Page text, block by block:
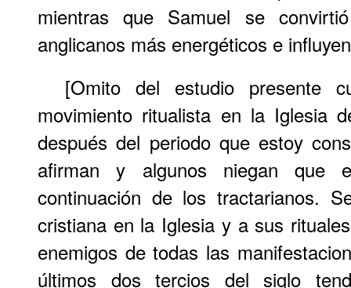
mientras que Samuel se
anglicanos más energéticos e
[Omito del estudio presente
movimiento ritualista en la Iglesia
después del periodo que estoy
afirman y algunos niegan que
continuación de los tractarianos.
cristiana en la Iglesia y a sus
enemigos de todas las
últimos dos tercios del siglo